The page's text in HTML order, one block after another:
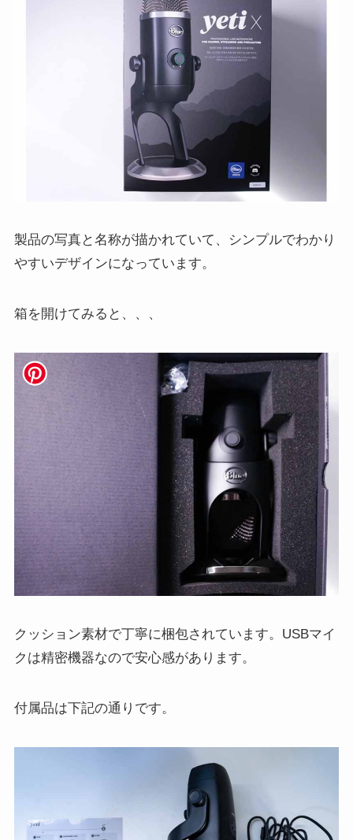
サンプリング/ビット
48kHz、24-bit
Blue独自開発の14ミ
リコンデンサーカプ
セル4基
単一指向性、無指向
性、双指向性、ステ
レオ
最大SPL 122dB
出力電力（RMS）
S/N比 100dB
システム最低必要条
件
PC-Windows 10以降
Mac-macOS 10.13以
降
USBポー
ト-1.1/2.0/3.0
カラー ブラックアウト
製品の写真と名称が描かれていて、シンプルでわかり
やすいデザインになっています。
箱を開けてみると、、、
クッション素材で丁寧に梱包されています。USBマイ
クは精密機器なので安心感があります。
付属品は下記の通りです。